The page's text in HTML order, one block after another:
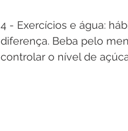
4 - Exercícios e água:
diferença. Beba pelo
controlar o nível de